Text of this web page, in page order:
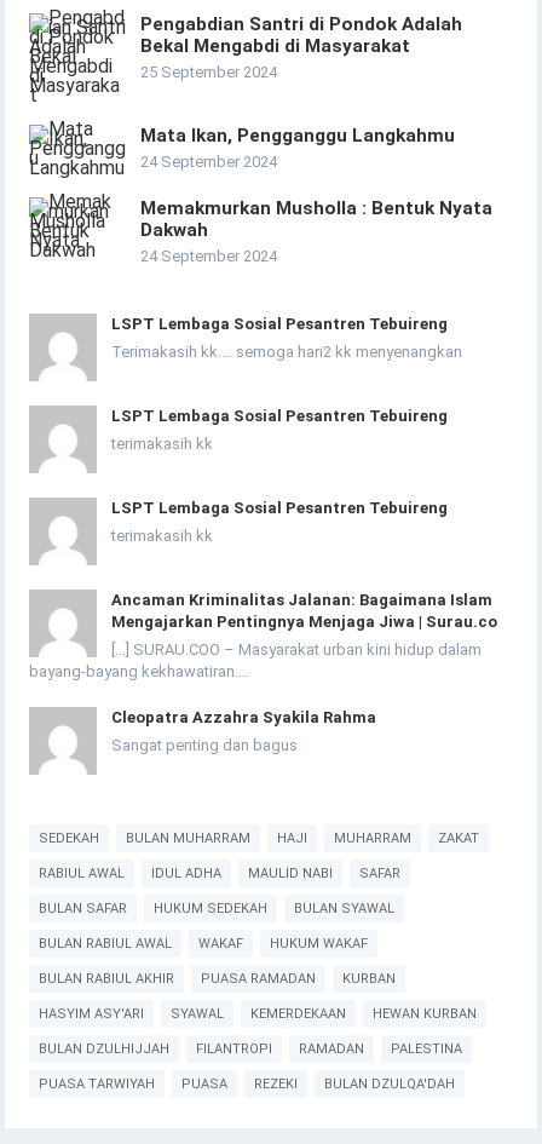
Pengabdian Santri di Pondok Adalah
Bekal Mengabdi di Masyarakat
25 September 2024
Mata Ikan, Pengganggu Langkahmu
24 September 2024
Memakmurkan Musholla : Bentuk Nyata
Dakwah
24 September 2024
LSPT Lembaga Sosial Pesantren Tebuireng
Terimakasih kk.... semoga hari2 kk menyenangkan
LSPT Lembaga Sosial Pesantren Tebuireng
terimakasih kk
LSPT Lembaga Sosial Pesantren Tebuireng
terimakasih kk
Ancaman Kriminalitas Jalanan: Bagaimana Islam
Mengajarkan Pentingnya Menjaga Jiwa | Surau.co
[…] SURAU.COO – Masyarakat urban kini hidup dalam
bayang-bayang kekhawatiran.…
Cleopatra Azzahra Syakila Rahma
Sangat penting dan bagus
SEDEKAH BULAN MUHARRAM HAJI MUHARRAM ZAKAT
RABIUL AWAL IDUL ADHA MAULID NABI SAFAR
BULAN SAFAR HUKUM SEDEKAH BULAN SYAWAL
BULAN RABIUL AWAL WAKAF HUKUM WAKAF
BULAN RABIUL AKHIR PUASA RAMADAN KURBAN
HASYIM ASY'ARI SYAWAL KEMERDEKAAN HEWAN KURBAN
BULAN DZULHIJJAH FILANTROPI RAMADAN PALESTINA
PUASA TARWIYAH PUASA REZEKI BULAN DZULQA'DAH